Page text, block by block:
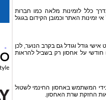
כלל לזמינות מלאה כמו חברות
זמינות האתר וכמובן הקידום בגוגל
גודל וגודל גם בקרב הנוער, לכן
על אחסון רק בשביל להראות
המשתמש באחסון החינמי לשטול
החזקת שרת האחסון.